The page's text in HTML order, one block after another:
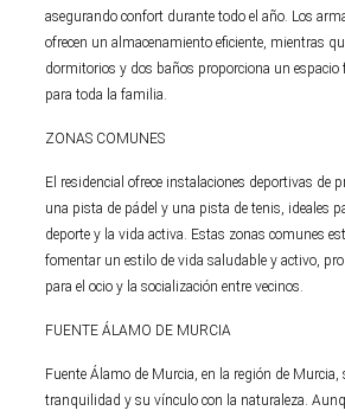
asegurando confort durante todo el año. Los
ofrecen un almacenamiento eficiente, mientras
dormitorios y dos baños proporciona un espacio
para toda la familia.
ZONAS COMUNES
El residencial ofrece instalaciones deportivas de
una pista de pádel y una pista de tenis, ideales
deporte y la vida activa. Estas zonas comunes
fomentar un estilo de vida saludable y activo,
para el ocio y la socialización entre vecinos.
FUENTE ÁLAMO DE MURCIA
Fuente Álamo de Murcia, en la región de
tranquilidad y su vínculo con la naturaleza.